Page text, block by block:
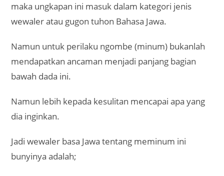
maka ungkapan ini masuk dalam kategori jenis
wewaler atau gugon tuhon Bahasa Jawa.
Namun untuk perilaku ngombe (minum) bukanlah
mendapatkan ancaman menjadi panjang bagian
bawah dada ini.
Namun lebih kepada kesulitan mencapai apa yang
dia inginkan.
Jadi wewaler basa Jawa tentang meminum ini
bunyinya adalah;